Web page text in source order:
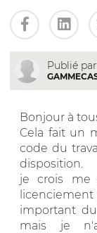
Publié par
Bonjour à
Cela fait un
code du
disposition.
je crois me
important
mais je